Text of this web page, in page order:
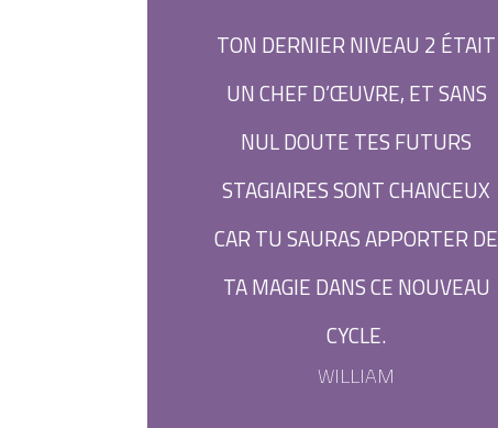
TON DERNIER NIVEAU 2 ÉTAIT
UN CHEF D’ŒUVRE, ET SANS
NUL DOUTE TES FUTURS
STAGIAIRES SONT CHANCEUX
CAR TU SAURAS APPORTER DE
TA MAGIE DANS CE NOUVEAU
CYCLE.
WILLIAM